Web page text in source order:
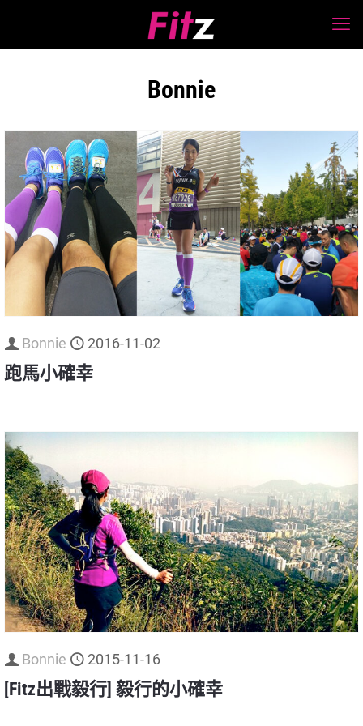
Bonnie
Bonnie 2016-11-02
跑馬小確幸
Bonnie 2015-11-16
[Fitz出戰毅行] 毅行的小確幸